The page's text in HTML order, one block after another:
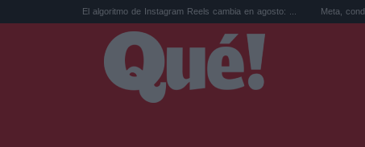
El algoritmo de Instagram Reels cambia en agosto: ... Meta, condenada a pagar